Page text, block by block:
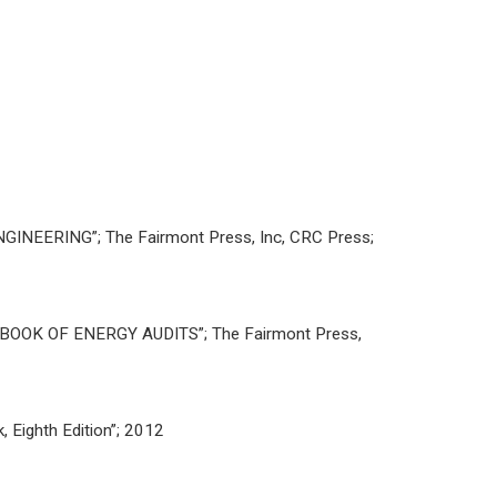
The Fairmont Press, Inc, CRC Press;
OF ENERGY AUDITS”; The Fairmont Press,
Eighth Edition”; 2012